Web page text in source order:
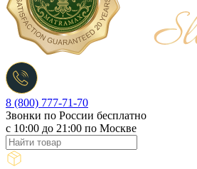
8 (800) 777-71-70
Звонки по России бесплатно
c 10:00 до 21:00 по Москве